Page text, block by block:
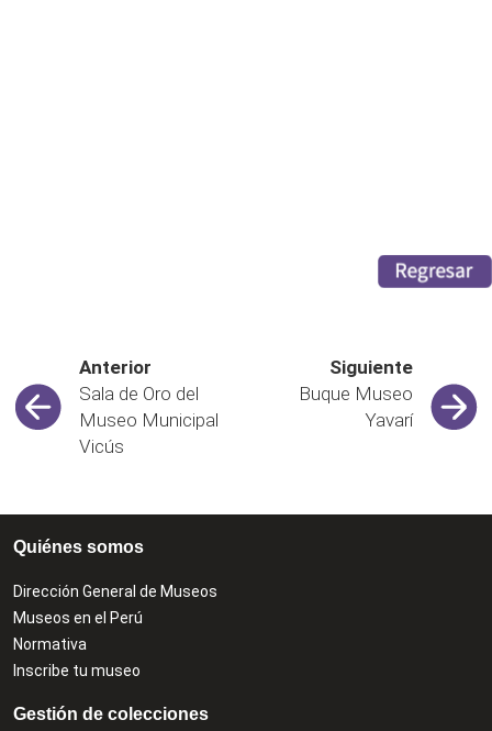
Anterior
Sala de Oro del
Museo Municipal
Vicús
Siguiente
Buque Museo
Yavarí
Quiénes somos
Dirección General de Museos
Museos en el Perú
Normativa
Inscribe tu museo
Gestión de colecciones